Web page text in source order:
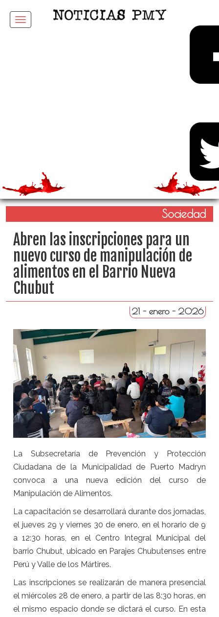
Menu
Sociedad
Abren las inscripciones para un
nuevo curso de manipulación de
alimentos en el Barrio Nueva
Chubut
21 - enero - 2026
La Subsecretaría de Prevención y Protección
Ciudadana de la Municipalidad de Puerto Madryn
convoca a una nueva edición del curso de
Manipulación de Alimentos.
La capacitación se desarrollará durante dos jornadas,
el jueves 29 y viernes 30 de enero, en el horario de 9
a 12:30 horas, en el Centro Integral Municipal del
barrio Chubut, ubicado en Parajes Chubutenses entre
Perú y Valle de los Mártires.
Las inscripciones se realizarán de manera presencial
el miércoles 28 de enero, a partir de las 8:30 horas, en
el mismo espacio donde se dictará el curso. En esta